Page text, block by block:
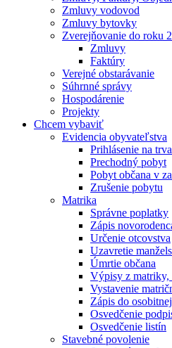
Zmluvy vodovod
Zmluvy bytovky
Zverejňovanie do roku
Zmluvy
Faktúry
Verejné obstarávanie
Súhrnné správy
Hospodárenie
Projekty
Chcem vybaviť
Evidencia obyvateľstva
Prihlásenie na
Prechodný pobyt
Pobyt občana v
Zrušenie pobytu
Matrika
Správne poplatky
Zápis
Určenie otcovstva
Uzavretie
Úmrtie občana
Výpisy z matriky,
Vystavenie
Zápis do
Osvedčenie
Osvedčenie listín
Stavebné povolenie